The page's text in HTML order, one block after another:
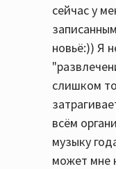
сейчас у
новьё:)) Я
слишком
всём
музыку
может мне